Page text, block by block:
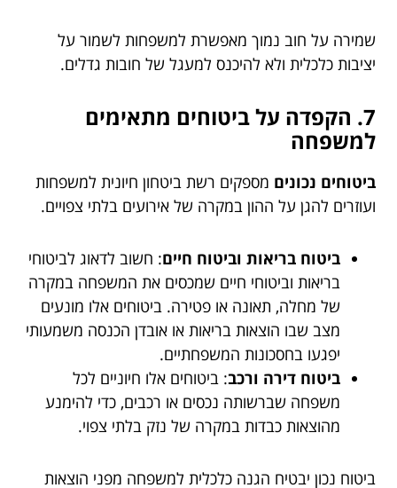
שמירה על חוב נמוך מאפשרת למשפחות לשמור על
יציבות כלכלית ולא להיכנס למעגל של חובות גדלים.
7. הקפדה על ביטוחים מתאימים
למשפחה
ביטוחים נכונים מספקים רשת ביטחון חיונית למשפחות
ועוזרים להגן על ההון במקרה של אירועים בלתי צפויים.
ביטוח בריאות וביטוח חיים: חשוב לדאוג לביטוחי
בריאות וביטוחי חיים שמכסים את המשפחה במקרה
של מחלה, תאונה או פטירה. ביטוחים אלו מונעים
מצב שבו הוצאות בריאות או אובדן הכנסה משמעותי
יפגעו בחסכונות המשפחתיים.
ביטוח דירה ורכב: ביטוחים אלו חיוניים לכל
משפחה שברשותה נכסים או רכבים, כדי להימנע
מהוצאות כבדות במקרה של נזק בלתי צפוי.
ביטוח נכון יבטיח הגנה כלכלית למשפחה מפני הוצאות